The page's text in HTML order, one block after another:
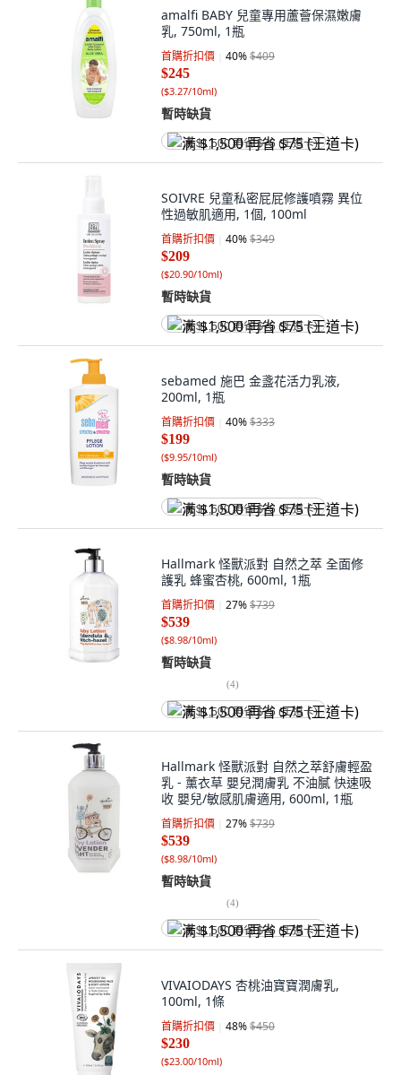
amalfi BABY 兒童專用蘆薈保濕嫩膚
乳, 750ml, 1瓶
首購折扣價 40%$409
$245
($3.27/10ml)
暫時缺貨
满 $1,500 再省 $75 (王道卡)
SOIVRE 兒童私密屁屁修護噴霧 異位
性過敏肌適用, 1個, 100ml
首購折扣價 40%$349
$209
($20.90/10ml)
暫時缺貨
满 $1,500 再省 $75 (王道卡)
sebamed 施巴 金盞花活力乳液,
200ml, 1瓶
首購折扣價 40%$333
$199
($9.95/10ml)
暫時缺貨
满 $1,500 再省 $75 (王道卡)
Hallmark 怪獸派對 自然之萃 全面修
護乳 蜂蜜杏桃, 600ml, 1瓶
首購折扣價 27%$739
$539
($8.98/10ml)
暫時缺貨
(4)
满 $1,500 再省 $75 (王道卡)
Hallmark 怪獸派對 自然之萃舒膚輕盈
乳 - 薰衣草 嬰兒潤膚乳 不油膩 快速吸
收 嬰兒/敏感肌膚適用, 600ml, 1瓶
首購折扣價 27%$739
$539
($8.98/10ml)
暫時缺貨
(4)
满 $1,500 再省 $75 (王道卡)
VIVAIODAYS 杏桃油寶寶潤膚乳,
100ml, 1條
首購折扣價 48%$450
$230
($23.00/10ml)